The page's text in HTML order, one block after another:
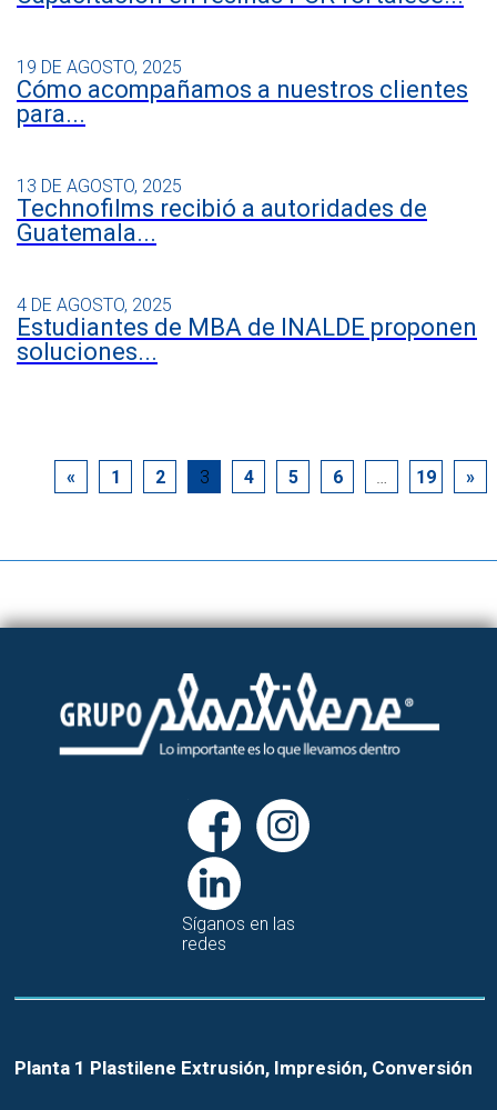
19 DE AGOSTO, 2025
Cómo acompañamos a nuestros clientes
para...
13 DE AGOSTO, 2025
Technofilms recibió a autoridades de
Guatemala...
4 DE AGOSTO, 2025
Estudiantes de MBA de INALDE proponen
soluciones...
« 1 2 3 4 5 6 19 »
Síganos en las
redes
Planta 1 Plastilene Extrusión, Impresión, Conversión